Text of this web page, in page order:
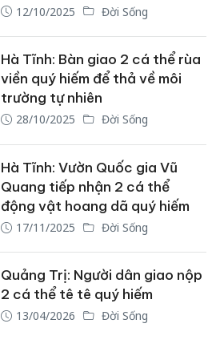
12/10/2025 Đời Sống
Hà Tĩnh: Bàn giao 2 cá thể rùa
viền quý hiếm để thả về môi
trường tự nhiên
28/10/2025 Đời Sống
Hà Tĩnh: Vườn Quốc gia Vũ
Quang tiếp nhận 2 cá thể
động vật hoang dã quý hiếm
17/11/2025 Đời Sống
Quảng Trị: Người dân giao nộp
2 cá thể tê tê quý hiếm
13/04/2026 Đời Sống